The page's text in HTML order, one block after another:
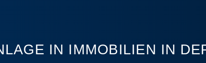
IN IMMOBILIEN IN